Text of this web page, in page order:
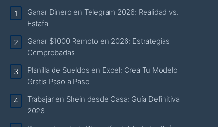
Ganar Dinero en Telegram 2026: Realidad vs.
Estafa
Ganar $1000 Remoto en 2026: Estrategias
Comprobadas
Planilla de Sueldos en Excel: Crea Tu Modelo
Gratis Paso a Paso
Trabajar en Shein desde Casa: Guía Definitiva
2026